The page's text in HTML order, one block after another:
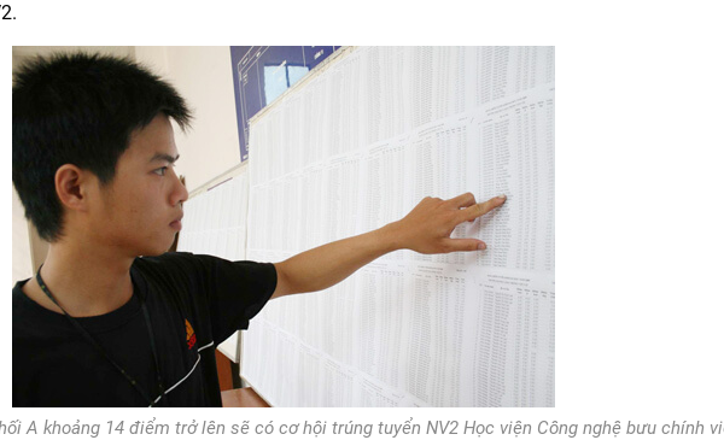
A khoảng 14 điểm trở lên sẽ có cơ hội trúng tuyển NV2 Học viện Công nghệ bưu chính